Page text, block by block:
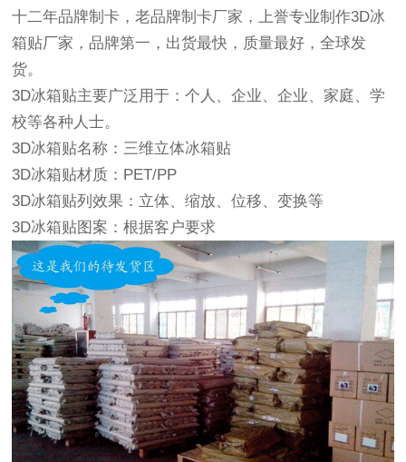
十二年品牌制卡，老品牌制卡厂家，上誉专业制作3D冰
箱贴厂家，品牌第一，出货最快，质量最好，全球发
货。
3D冰箱贴主要广泛用于：个人、企业、企业、家庭、学
校等各种人士。
3D冰箱贴名称：三维立体冰箱贴
3D冰箱贴材质： PET/PP
3D冰箱贴列效果： 立体、缩放、位移、变换等
3D冰箱贴图案：根据客户要求